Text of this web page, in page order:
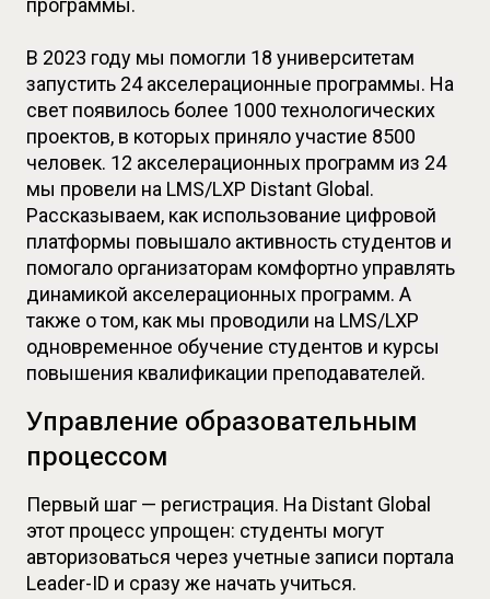
программы.
В 2023 году мы помогли 18 университетам
запустить 24 акселерационные программы. На
свет появилось более 1000 технологических
проектов, в которых приняло участие 8500
человек. 12 акселерационных программ из 24
мы провели на LMS/LXP Distant Global.
Рассказываем, как использование цифровой
платформы повышало активность студентов и
помогало организаторам комфортно управлять
динамикой акселерационных программ. А
также о том, как мы проводили на LMS/LXP
одновременное обучение студентов и курсы
повышения квалификации преподавателей.
Управление образовательным
процессом
Первый шаг — регистрация. На Distant Global
этот процесс упрощен: студенты могут
авторизоваться через учетные записи портала
Leader-ID и сразу же начать учиться.